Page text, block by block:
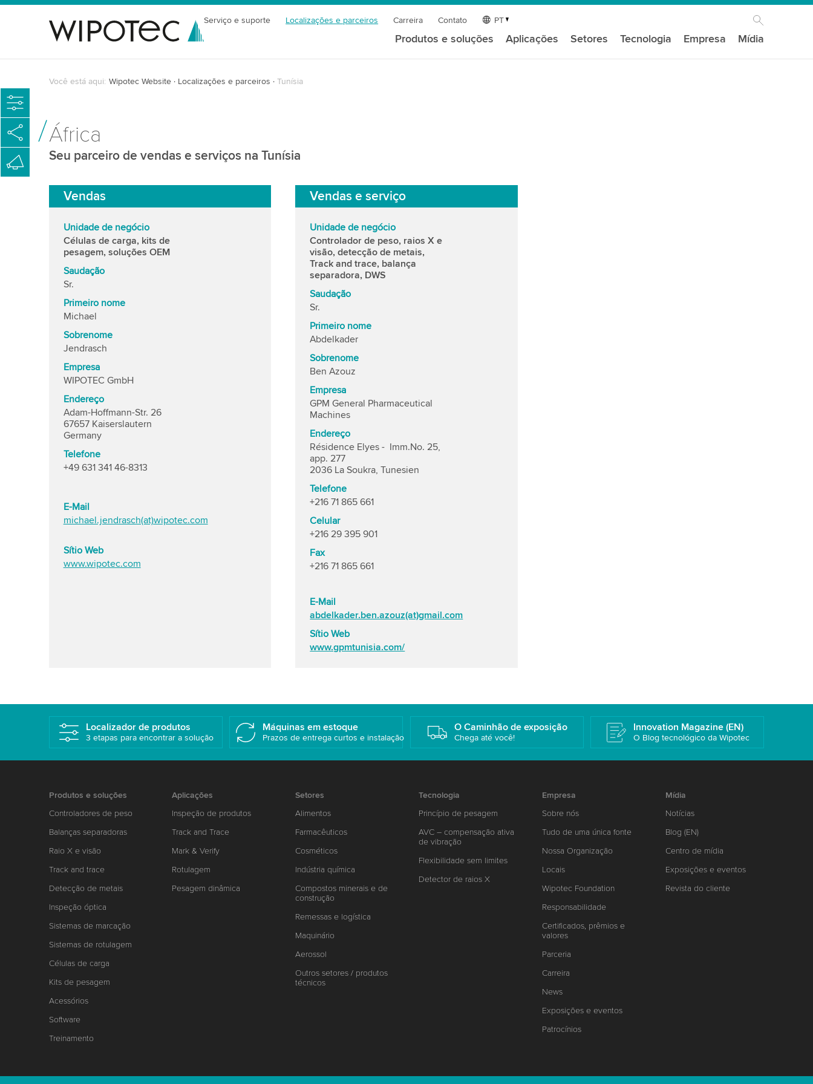
Serviço e suporte Localizações e parceiros Carreira Contato PT
Produtos e soluções Aplicações Setores Tecnologia Empresa Mídia
Você está aqui: Wipotec Website Localizações e parceiros Tunísia
África
Seu parceiro de vendas e serviços na Tunísia
Vendas
Unidade de negócio
Células de carga, kits de
pesagem, soluções OEM
Saudação
Sr.
Primeiro nome
Michael
Sobrenome
Jendrasch
Empresa
WIPOTEC GmbH
Endereço
Adam-Hoffmann-Str. 26
67657 Kaiserslautern
Germany
Telefone
+49 631 341 46-8313
E-Mail
michael.jendrasch(at)wipotec.com
Sítio Web
www.wipotec.com
Vendas e serviço
Unidade de negócio
Controlador de peso, raios X e
visão, detecção de metais,
Track and trace, balança
separadora, DWS
Saudação
Sr.
Primeiro nome
Abdelkader
Sobrenome
Ben Azouz
Empresa
GPM General Pharmaceutical
Machines
Endereço
Résidence Elyes - Imm.No. 25,
app. 277
2036 La Soukra, Tunesien
Telefone
+216 71 865 661
Celular
+216 29 395 901
Fax
+216 71 865 661
E-Mail
abdelkader.ben.azouz(at)gmail.com
Sítio Web
www.gpmtunisia.com/
Localizador de produtos
3 etapas para encontrar a solução
Máquinas em estoque
Prazos de entrega curtos e instalação
O Caminhão de exposição
Chega até você!
Innovation Magazine (EN)
O Blog tecnológico da Wipotec
Produtos e soluções
Controladores de peso
Balanças separadoras
Raio X e visão
Track and trace
Detecção de metais
Inspeção óptica
Sistemas de marcação
Sistemas de rotulagem
Células de carga
Kits de pesagem
Acessórios
Software
Treinamento
Aplicações
Inspeção de produtos
Track and Trace
Mark & Verify
Rotulagem
Pesagem dinâmica
Setores
Alimentos
Farmacêuticos
Cosméticos
Indústria química
Compostos minerais e de
construção
Remessas e logística
Maquinário
Aerossol
Outros setores / produtos
técnicos
Tecnologia
Princípio de pesagem
AVC – compensação ativa
de vibração
Flexibilidade sem limites
Detector de raios X
Empresa
Sobre nós
Tudo de uma única fonte
Nossa Organização
Locais
Wipotec Foundation
Responsabilidade
Certificados, prêmios e
valores
Parceria
Carreira
News
Exposições e eventos
Patrocínios
Mídia
Notícias
Blog (EN)
Centro de mídia
Exposições e eventos
Revista do cliente